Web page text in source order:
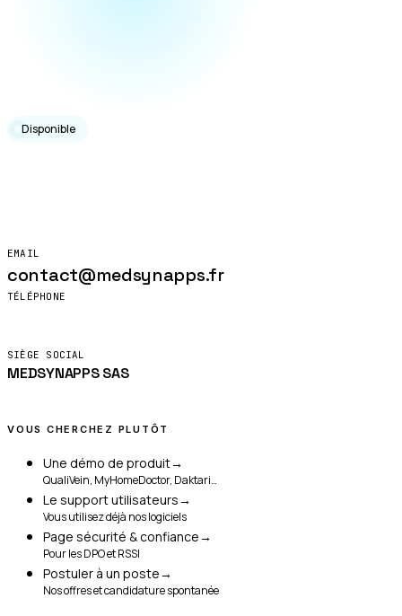
Disponible
EMAIL
contact@medsynapps.fr
TÉLÉPHONE
SIÈGE SOCIAL
MEDSYNAPPS SAS
VOUS CHERCHEZ PLUTÔT
Une démo de produit→
QualiVein, MyHomeDoctor, Daktari…
Le support utilisateurs→
Vous utilisez déjà nos logiciels
Page sécurité & confiance→
Pour les DPO et RSSI
Postuler à un poste→
Nos offres et candidature spontanée